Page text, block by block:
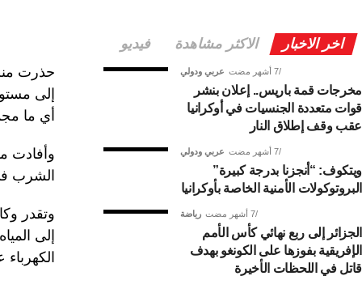
حذرت
أي ما مجمله 90%
الشرب في تشرين
إلى
اخر الاخبار الاكثر مشاهدة فيديو
عربي ودولي 7 أشهر مضت
مخرجات قمة باريس.. إعلان بنشر
قوات متعددة الجنسيات في أوكرانيا
عقب وقف إطلاق النار
عربي ودولي 7 أشهر مضت
ويتكوف: “أنجزنا بدرجة كبيرة”
البروتوكولات الأمنية الخاصة بأوكرانيا
رياضة 7 أشهر مضت
الجزائر إلى ربع نهائي كأس الأمم
الإفريقية بفوزها على الكونغو بهدف
قاتل في اللحظات الأخيرة